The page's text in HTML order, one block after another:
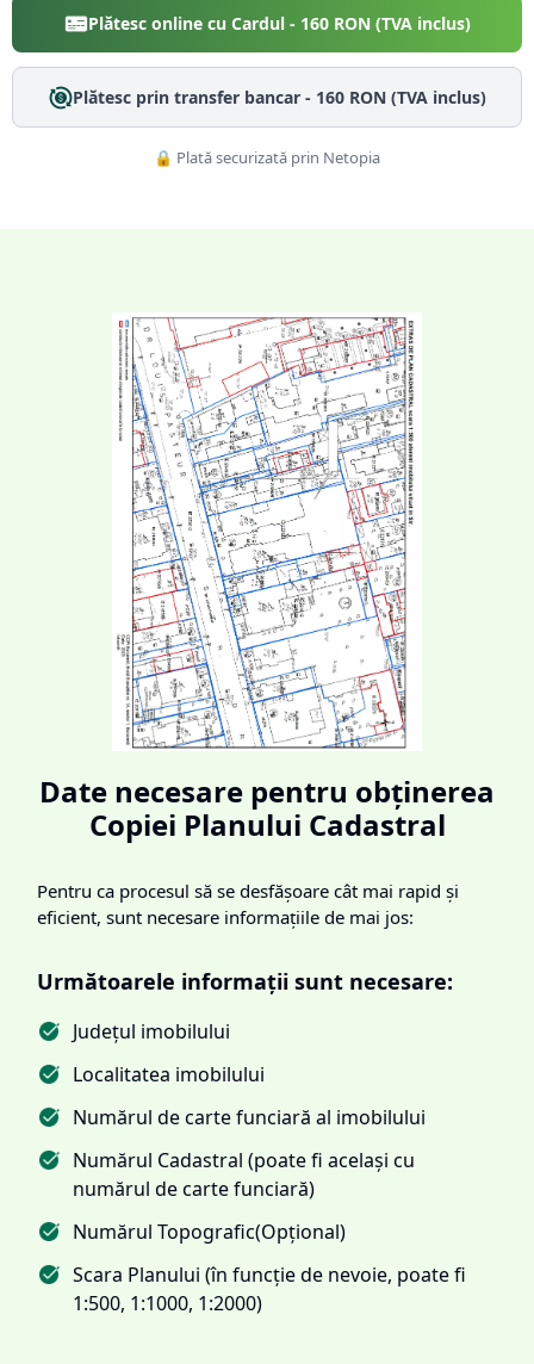
Plătesc online cu Cardul - 160RON (TVA inclus)
Plătesc prin transfer bancar - 160RON (TVA inclus)
🔒 Plată securizată prin Netopia
Date necesare pentru obținerea
Copiei Planului Cadastral
Pentru ca procesul să se desfășoare cât mai rapid și
eficient, sunt necesare informațiile de mai jos:
Următoarele informații sunt necesare:
Județul imobilului
Localitatea imobilului
Numărul de carte funciară al imobilului
Numărul Cadastral (poate fi același cu
numărul de carte funciară)
Numărul Topografic(Opțional)
Scara Planului (în funcție de nevoie, poate fi
1:500, 1:1000, 1:2000)